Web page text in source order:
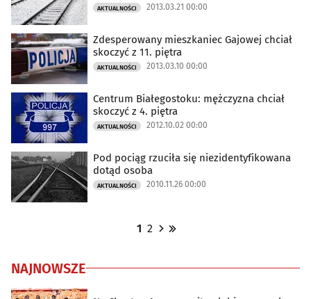
AKTUALNOŚCI 2013.03.21 00:00
Zdesperowany mieszkaniec Gajowej chciał
skoczyć z 11. piętra
AKTUALNOŚCI 2013.03.10 00:00
Centrum Białegostoku: mężczyzna chciał
skoczyć z 4. piętra
AKTUALNOŚCI 2012.10.02 00:00
Pod pociąg rzuciła się niezidentyfikowana
dotąd osoba
AKTUALNOŚCI 2010.11.26 00:00
1 2
NAJNOWSZE